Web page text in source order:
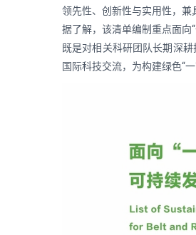
领先性、创新性与实用性，兼
据了解，该清单编制重点面向
既是对相关科研团队长期深
国际科技交流，为构建绿色“